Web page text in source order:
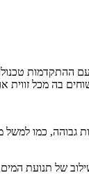
בה מכל זווית
כמו למשל
של תנועת